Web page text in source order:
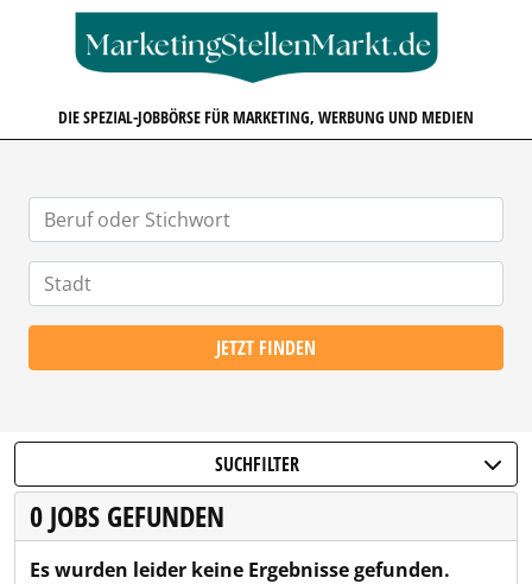
DIE SPEZIAL-JOBBÖRSE FÜR MARKETING, WERBUNG UND MEDIEN
JETZT FINDEN
SUCHFILTER
0 JOBS GEFUNDEN
Es wurden leider keine Ergebnisse gefunden.